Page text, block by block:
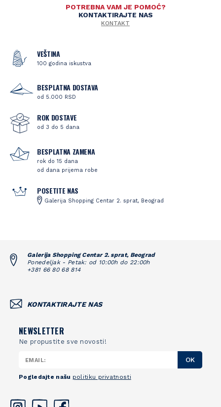
POTREBNA VAM JE POMOĆ?
KONTAKTIRAJTE NAS
KONTAKT
VEŠTINA
100 godina iskustva
BESPLATNA DOSTAVA
od 5.000 RSD
ROK DOSTAVE
od 3 do 5 dana
BESPLATNA ZAMENA
rok do 15 dana
od dana prijema robe
POSETITE NAS
Galerija Shopping Centar 2. sprat, Beograd
Galerija Shopping Centar 2. sprat, Beograd
Ponedeljak - Petak: od 10:00h do 22:00h
+381 66 80 68 814
KONTAKTIRAJTE NAS
NEWSLETTER
Ne propustite sve novosti!
OK
Pogledajte našu politiku privatnosti